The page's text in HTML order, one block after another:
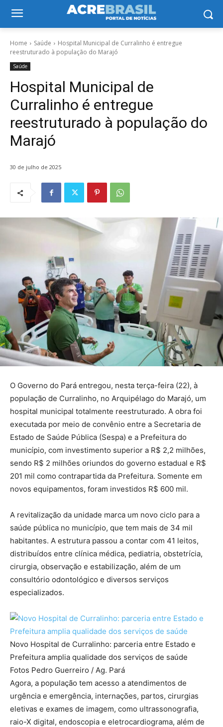
Home Saúde
Hospital Municipal de Curralinho é entregue
reestruturado à população do Marajó
Saúde
Hospital Municipal de
Curralinho é entregue
reestruturado à população do
Marajó
30 de julho de 2025
O Governo do Pará entregou, nesta terça-feira (22), à
população de Curralinho, no Arquipélago do Marajó, um
hospital municipal totalmente reestruturado. A obra foi
executada por meio de convênio entre a Secretaria de
Estado de Saúde Pública (Sespa) e a Prefeitura do
município, com investimento superior a R$ 2,2 milhões,
sendo R$ 2 milhões oriundos do governo estadual e R$
201 mil como contrapartida da Prefeitura. Somente em
novos equipamentos, foram investidos R$ 600 mil.
A revitalização da unidade marca um novo ciclo para a
saúde pública no município, que tem mais de 34 mil
habitantes. A estrutura passou a contar com 41 leitos,
distribuídos entre clínica médica, pediatria, obstetrícia,
cirurgia, observação e estabilização, além de um
consultório odontológico e diversos serviços
especializados.
Novo Hospital de Curralinho: parceria entre Estado e
Prefeitura amplia qualidade dos serviços de saúde
Fotos Pedro Guerreiro / Ag. Pará
Agora, a população tem acesso a atendimentos de
urgência e emergência, internações, partos, cirurgias
eletivas e exames de imagem, como ultrassonografia,
raio-X digital, endoscopia e eletrocardiograma, além de